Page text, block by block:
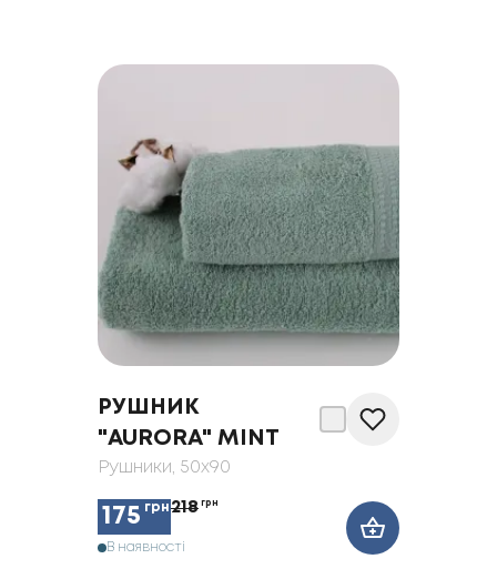
РУШНИК
"AURORA" MINT
Рушники, 50x90
175 грн218 грн
В наявності